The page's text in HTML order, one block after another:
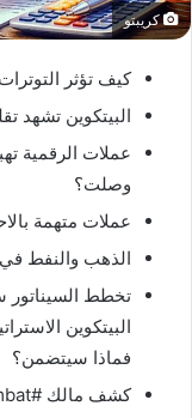
كريبتو
كيف تؤثر
البيتكوين تشهد
عملات الرقمية
وصلت؟
عملات متهمة
الذهب والنفط
تخطط السيناتور
فماذا سيتضمن؟
كشف مالك #HamsterKombat عن نفسه فمن هو؟